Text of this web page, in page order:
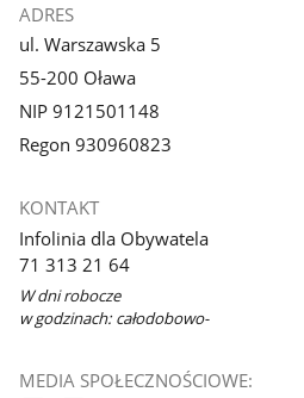
ADRES
ul. Warszawska 5
55-200 Oława
NIP 9121501148
Regon 930960823
KONTAKT
Infolinia dla Obywatela
71 313 21 64
W dni robocze
w godzinach: całodobowo-
MEDIA SPOŁECZNOŚCIOWE: